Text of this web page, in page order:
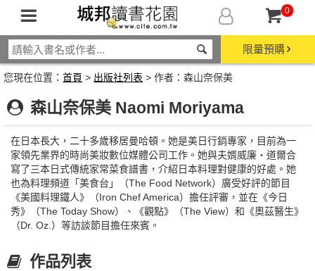
0
限量預購
您現在位置： 首頁 > 出版社列表 > 作者：森山奈保美
森山奈保美 Naomi Moriyama
在日本長大，二十多歲移居曼哈頓。她是美日行銷專家，目前為一
家領先業界的時尚美妝數位媒體公司工作。她與夫婿威廉・道爾合
寫了三本日式傳統家常菜食譜書，介紹日本料理對健康的好處。她
也為料理頻道「美食台」（The Food Network）廣受好評的節目
《美國料理鐵人》（Iron Chef America）擔任評審，並在《今日
秀》（The Today Show）、《觀點》（The View）和《奧茲醫生》
（Dr. Oz.）等訪談節目擔任來賓。
作品列表